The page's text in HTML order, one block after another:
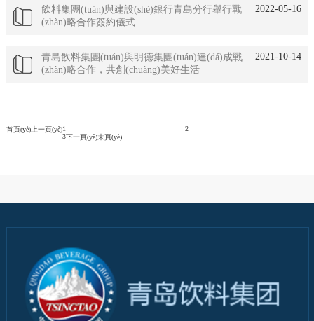
2022-05-16
飲料集團(tuán)與建設(shè)銀行青島分行舉行戰
(zhàn)略合作簽約儀式
2021-10-14
青島飲料集團(tuán)與明德集團(tuán)達(dá)成戰
(zhàn)略合作，共創(chuàng)美好生活
首頁(yè)上一頁(yè)1
2
3下一頁(yè)末頁(yè)